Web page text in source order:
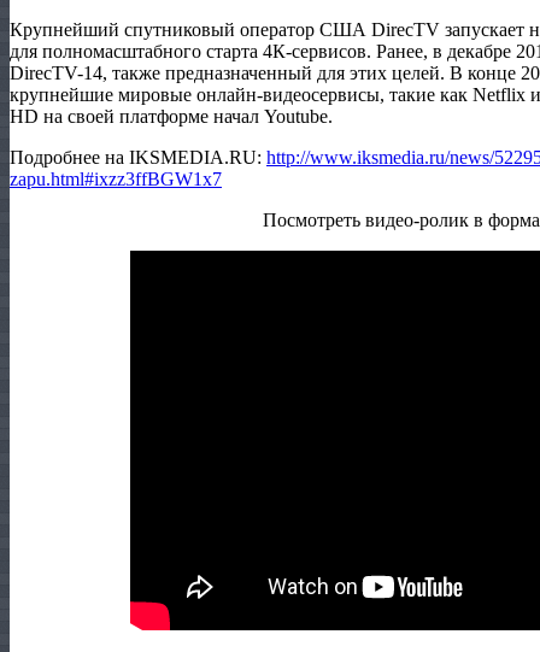
Крупнейший спутниковый оператор США DirecTV запускает
для полномасштабного старта 4К-сервисов. Ранее, в декабре
DirecTV-14, также предназначенный для этих целей. В конце
крупнейшие мировые онлайн-видеосервисы, такие как Netflix
HD на своей платформе начал Youtube.
Подробнее на IKSMEDIA.RU: http://www.iksmedia.ru/news/
zapu.html#ixzz3ffBGW1x7
Посмотреть видео-ролик в